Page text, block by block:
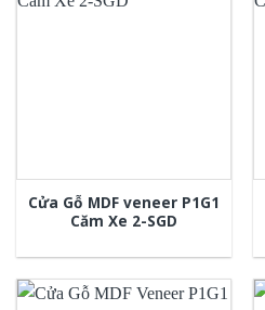
Cửa Gỗ MDF veneer P1G1
Căm Xe 2-SGD